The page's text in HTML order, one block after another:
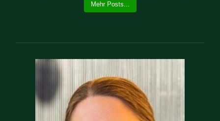
Mehr Posts...